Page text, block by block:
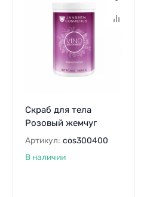
Скраб для тела
Розовый жемчуг
Артикул: cos300400
В наличии